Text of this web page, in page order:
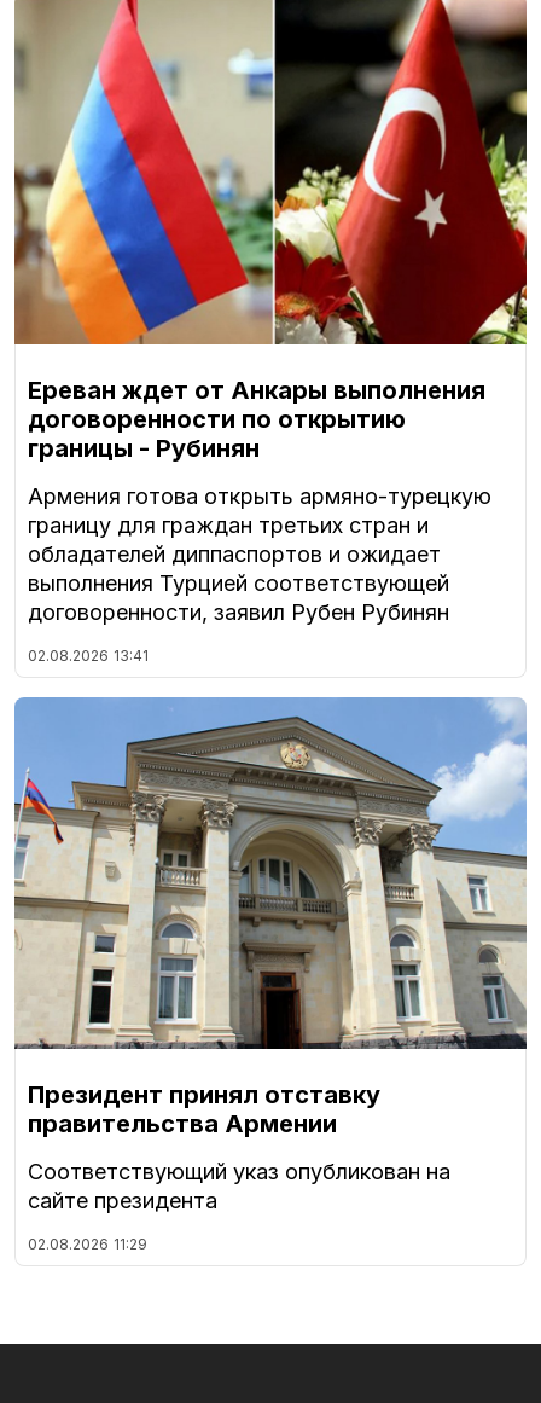
Ереван ждет от Анкары выполнения
договоренности по открытию
границы - Рубинян
Армения готова открыть армяно-турецкую
границу для граждан третьих стран и
обладателей диппаспортов и ожидает
выполнения Турцией соответствующей
договоренности, заявил Рубен Рубинян
02.08.2026 13:41
Президент принял отставку
правительства Армении
Соответствующий указ опубликован на
сайте президента
02.08.2026 11:29